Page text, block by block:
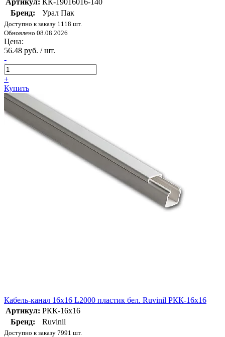
Бренд:
Урал Пак
Доступно к заказу 1118 шт.
Обновлено 08.08.2026
Цена:
56.48 руб. / шт.
-
+
Купить
Кабель-канал 16х16 L2000 пластик бел. Ruvinil РКК-16х16
Артикул: РКК-16х16
Бренд:
Ruvinil
Доступно к заказу 7991 шт.